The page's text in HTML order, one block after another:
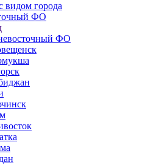
видом города
ФО
ФО